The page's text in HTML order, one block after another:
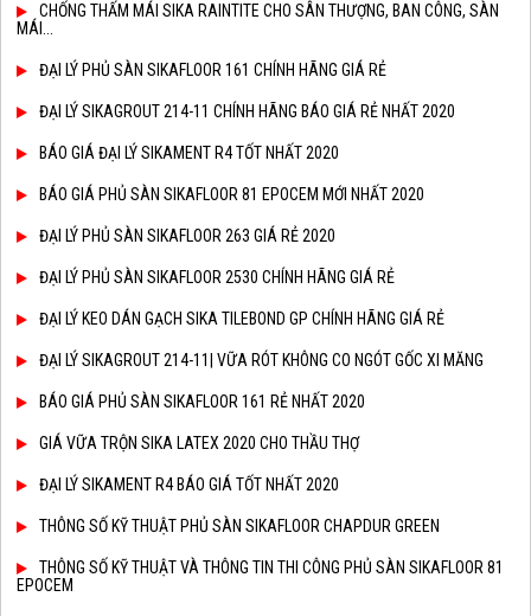
CHỐNG THẤM MÁI SIKA RAINTITE CHO SÂN THƯỢNG, BAN CÔNG, SÀN
MÁI...
ĐẠI LÝ PHỦ SÀN SIKAFLOOR 161 CHÍNH HÃNG GIÁ RẺ
ĐẠI LÝ SIKAGROUT 214-11 CHÍNH HÃNG BÁO GIÁ RẺ NHẤT 2020
BÁO GIÁ ĐẠI LÝ SIKAMENT R4 TỐT NHẤT 2020
BÁO GIÁ PHỦ SÀN SIKAFLOOR 81 EPOCEM MỚI NHẤT 2020
ĐẠI LÝ PHỦ SÀN SIKAFLOOR 263 GIÁ RẺ 2020
ĐẠI LÝ PHỦ SÀN SIKAFLOOR 2530 CHÍNH HÃNG GIÁ RẺ
ĐẠI LÝ KEO DÁN GẠCH SIKA TILEBOND GP CHÍNH HÃNG GIÁ RẺ
ĐẠI LÝ SIKAGROUT 214-11| VỮA RÓT KHÔNG CO NGÓT GỐC XI MĂNG
BÁO GIÁ PHỦ SÀN SIKAFLOOR 161 RẺ NHẤT 2020
GIÁ VỮA TRỘN SIKA LATEX 2020 CHO THẦU THỢ
ĐẠI LÝ SIKAMENT R4 BÁO GIÁ TỐT NHẤT 2020
THÔNG SỐ KỸ THUẬT PHỦ SÀN SIKAFLOOR CHAPDUR GREEN
THÔNG SỐ KỸ THUẬT VÀ THÔNG TIN THI CÔNG PHỦ SÀN SIKAFLOOR 81
EPOCEM